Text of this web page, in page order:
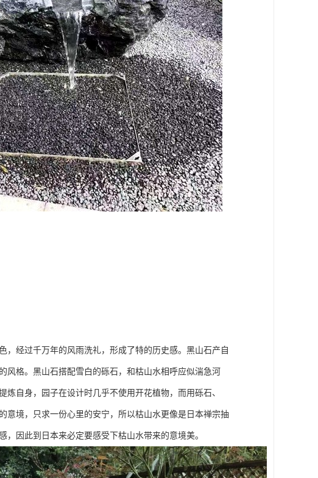
经过千万年的风雨洗礼，形成了特的历史感。黑山石产自
格。黑山石搭配雪白的砾石，和枯山水相呼应似湍急河
自身，园子在设计时几乎不使用开花植物，而用砾石、
意境，只求一份心里的安宁，所以枯山水更像是日本禅宗抽
因此到日本来必定要感受下枯山水带来的意境美。